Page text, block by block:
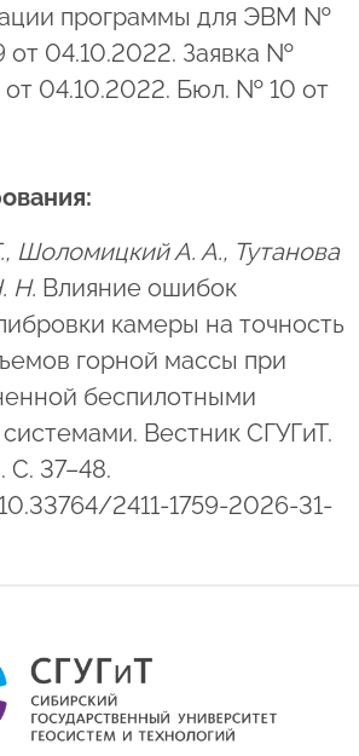
программы для ЭВМ №
04.10.2022. Заявка №
04.10.2022. Бюл. № 10 от
Шоломицкий А. А., Тутанова
Н. Влияние ошибок
камеры на точность
горной массы при
беспилотными
Вестник СГУГиТ.
С. 37–48.
2411-1759-2026-31-